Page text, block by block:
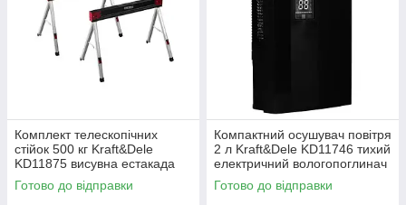
Комплект телескопічних
стійок 500 кг Kraft&Dele
KD11875 висувна естакада
Готово до відправки
Компактний осушувач повітря
2 л Kraft&Dele KD11746 тихий
електричний вологопоглинач
Готово до відправки